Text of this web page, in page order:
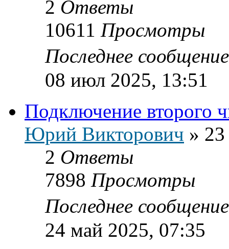
2 Ответы
10611 Просмотры
Последнее
08 июл 2025, 13:51
Подключение второго
Юрий Викторович »
2 Ответы
7898 Просмотры
Последнее
24 май 2025, 07:35